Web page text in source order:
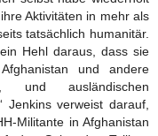
Aktivitäten in mehr als
tatsächlich humanitär.
Hehl daraus, dass sie
und andere
und ausländischen
Jenkins verweist darauf,
Militante in Afghanistan